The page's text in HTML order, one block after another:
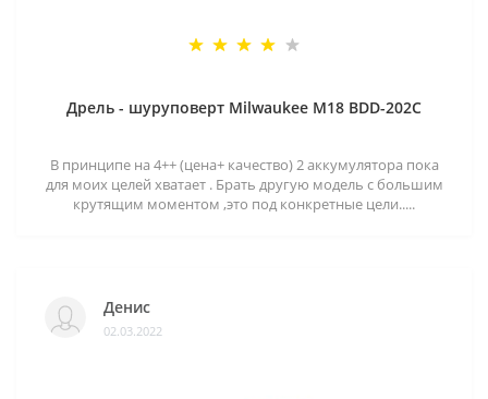
Дрель - шуруповерт Milwaukee M18 BDD-202C
В принципе на 4++ (цена+ качество) 2 аккумулятора пока
для моих целей хватает . Брать другую модель с большим
крутящим моментом ,это под конкретные цели.....
Денис
02.03.2022